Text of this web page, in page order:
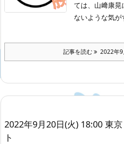
ては、山﨑康
ないような気が
記事を読む 2022年9
2022年9月20日(火) 18:00 東
ト